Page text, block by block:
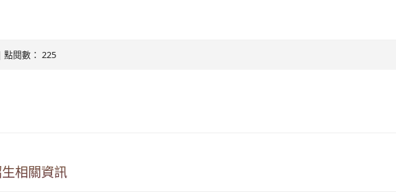
閱數： 225
生相關資訊